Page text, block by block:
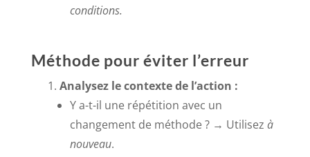
conditions.
Méthode pour éviter l’erreur
Analysez le contexte de l’action :
Y a-t-il une répétition avec un
changement de méthode ? → Utilisez à
nouveau.